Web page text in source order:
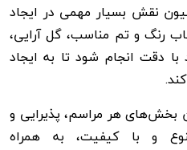
نقش بسیار مهمی در ایجاد
رنگ‌ و تم مناسب، گل‌ آرایی،
با دقت انجام شود تا به ایجاد
بخش‌های هر مراسم، پذیرایی و
و با کیفیت، به همراه